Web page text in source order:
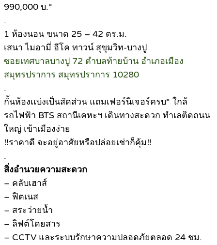
990,000 บ.*
.
1 ห้องนอน ขนาด 25 – 42 ตร.ม.
เสนา ไมอามี่ อีโค ทาวน์ สุขุมวิท-บางปู
ซอยเทศบาลบางปู 72 ตำบลท้ายบ้าน อำเภอเมือง
สมุทรปราการ สมุทรปราการ 10280
.
กั้นห้องเเบ่งเป็นสัดส่วน แถมเฟอร์นิเจอร์ครบ* ใกล้
รถไฟฟ้า BTS สถานีเคหะฯ เดินทางสะดวก ทำเลติดถนน
ใหญ่ เข้าเมืองง่าย
‼ราคาดี จะอยู่อาศัยหรือปล่อยเช่าก็คุ้ม‼
.
สิ่งอำนวยความสะดวก
– คลับเฮาส์
– ฟิตเนส
– สระว่ายน้ำ
– ลิฟต์โดยสาร
– CCTV และระบบรักษาความปลอดภัยตลอด 24 ชม.